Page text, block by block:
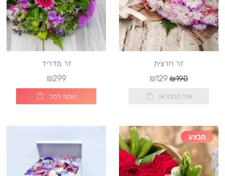
זר חרצית
₪190
₪129
אזל מהמלאי
זר מדריד
₪299
הוסף לסל
מבצע